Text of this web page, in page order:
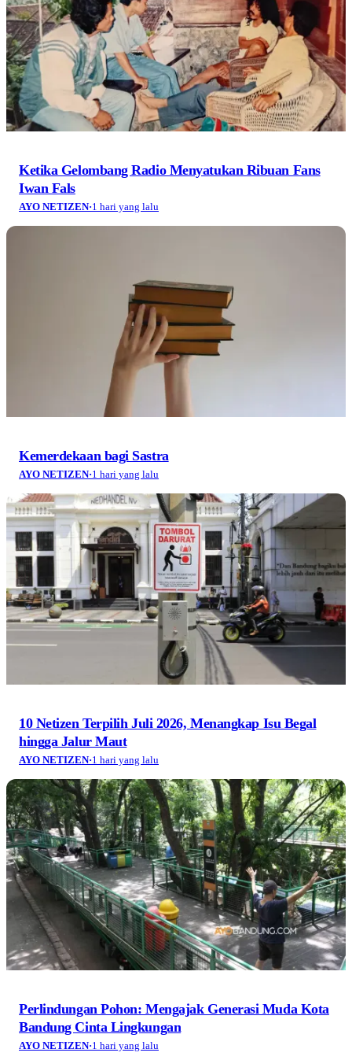
Ketika Gelombang Radio Menyatukan Ribuan Fans
Iwan Fals
AYO NETIZEN·1 hari yang lalu
Kemerdekaan bagi Sastra
AYO NETIZEN·1 hari yang lalu
10 Netizen Terpilih Juli 2026, Menangkap Isu Begal
hingga Jalur Maut
AYO NETIZEN·1 hari yang lalu
Perlindungan Pohon: Mengajak Generasi Muda Kota
Bandung Cinta Lingkungan
AYO NETIZEN·1 hari yang lalu